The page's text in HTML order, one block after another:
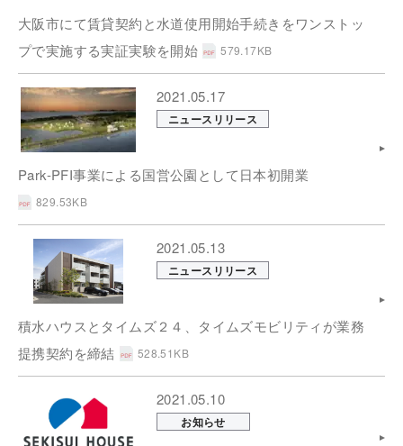
大阪市にて賃貸契約と水道使用開始手続きをワンストッ
プで実施する実証実験を開始
579.17KB
2021.05.17
ニュースリリース
Park-PFI事業による国営公園として日本初開業
829.53KB
2021.05.13
ニュースリリース
積水ハウスとタイムズ２４、タイムズモビリティが業務
提携契約を締結
528.51KB
2021.05.10
お知らせ